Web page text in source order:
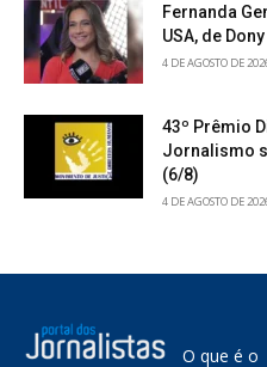
Fernanda
USA, de
4 DE AGOSTO DE
43º Prêmio
Jornalismo
(6/8)
4 DE AGOSTO DE
O que é o